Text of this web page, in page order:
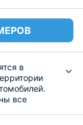
в
все